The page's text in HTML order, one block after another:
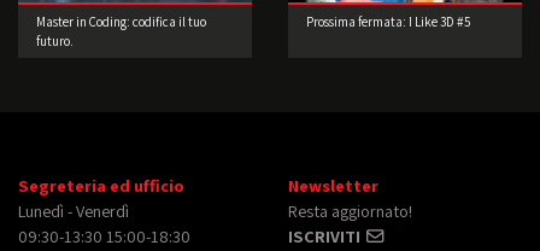
Master in Coding: codifica il tuo
futuro.
Prossima fermata: I Like 3D #5
Segreteria ed ufficio
Lunedì - Venerdì
09:30-13:30 15:00-18:30
Newsletter
Resta aggiornato!
ISCRIVITI